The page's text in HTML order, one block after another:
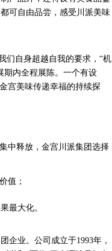
可自由品尝，感受川派美味
们自身超越自我的要求，“机
期内全程展陈。一个有设
宫美味传递幸福的持续探
中释放，金宫川派集团选择
值；
最大化。
企业。公司成立于1993年，